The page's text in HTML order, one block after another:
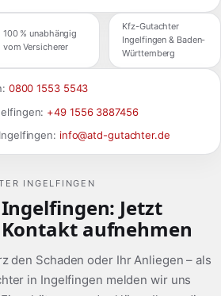
INGELFINGEN
Jetzt
aufnehmen
den Schaden oder Ihr Anliegen – als
in Ingelfingen melden wir uns
100 % unabhängig
vom Versicherer
Kfz-Gutachter
Ingelfingen & Baden-
Württemberg
0800 1553 5543
+49 1556 3887456
info@atd-gutachter.de